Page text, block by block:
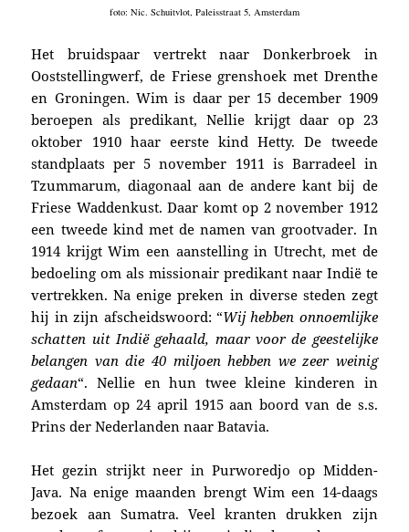
foto: Nic. Schuitvlot, Paleisstraat 5, Amsterdam
Het bruidspaar vertrekt naar Donkerbroek in
Ooststellingwerf, de Friese grenshoek met Drenthe
en Groningen. Wim is daar per 15 december 1909
beroepen als predikant, Nellie krijgt daar op 23
oktober 1910 haar eerste kind Hetty. De tweede
standplaats per 5 november 1911 is Barradeel in
Tzumma­rum, diagonaal aan de andere kant bij de
Friese Waddenkust. Daar komt op 2 november 1912
een tweede kind met de namen van grootvader. In
1914 krijgt Wim een aanstelling in Utrecht, met de
bedoeling om als missionair predikant naar Indië te
vertrekken.Na enige preken in diverse steden zegt
hij in zijn afscheidswoord: “Wij hebben onnoemlijke
schatten uit Indië gehaald, maar voor de geestelijke
belangen van die 40 miljoen hebben we zeer weinig
gedaan“.Nellie en hun twee kleine kinderen in
Amsterdam op 24 april 1915 aan boord van de s.s.
Prins der Nederlandennaar Batavia.
Het gezin strijkt neer in Purworedjo op Midden-
Java. Na enige maanden brengt Wim een 14-daags
bezoek aan Sumatra. Veel kranten drukken zijn